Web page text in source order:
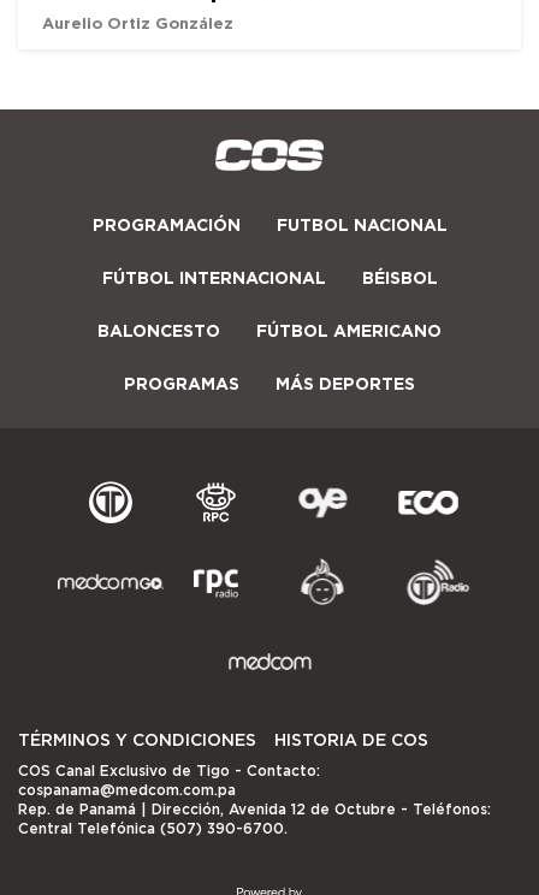
Aurelio Ortiz González
PROGRAMACIÓN FUTBOL NACIONAL
FÚTBOL INTERNACIONAL BÉISBOL
BALONCESTO FÚTBOL AMERICANO
PROGRAMAS MÁS DEPORTES
TÉRMINOS Y CONDICIONES HISTORIA DE COS
COS Canal Exclusivo de Tigo - Contacto:
cospanama@medcom.com.pa
Rep. de Panamá | Dirección, Avenida 12 de Octubre - Teléfonos:
Central Telefónica (507) 390-6700.